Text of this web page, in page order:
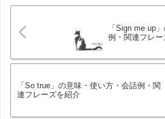
「Sign me up
例・関連フレ
「So true」の意味・使い方・会話例・関
連フレーズを紹介